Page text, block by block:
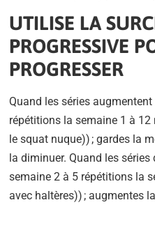
UTILISE LA
PROGRESSIVE
PROGRESSER
Quand les séries augmentent
répétitions la semaine 1 à
le squat nuque)) ; gardes la
la diminuer. Quand les
semaine 2 à 5 répétitions la
avec haltères)) ; augmentes